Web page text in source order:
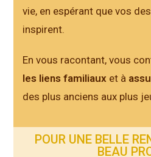
vie, en espérant que vos
inspirent.
En vous racontant, vous
les liens familiaux et à
des plus anciens aux plus
POUR UNE BELLE
BEAU